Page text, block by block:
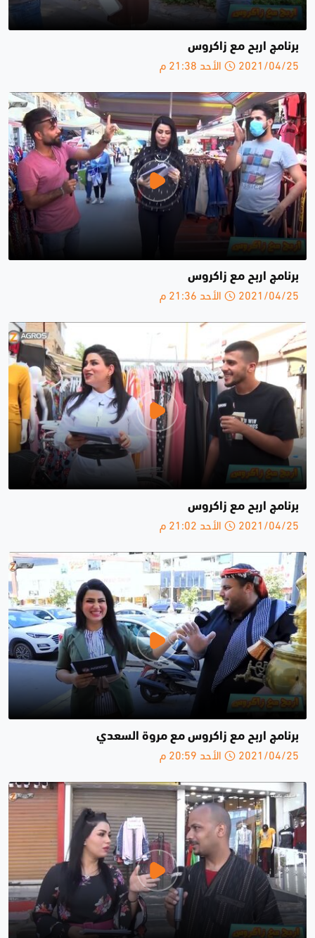
برنامج اربح مع زاكروس
2021/04/25 الأحد 21:38 م
برنامج اربح مع زاكروس
2021/04/25 الأحد 21:36 م
برنامج اربح مع زاكروس
2021/04/25 الأحد 21:02 م
برنامج اربح مع زاكروس مع مروة السعدي
2021/04/25 الأحد 20:59 م